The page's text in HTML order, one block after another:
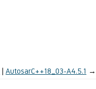
AutosarC++18_03-A4.5.1 →